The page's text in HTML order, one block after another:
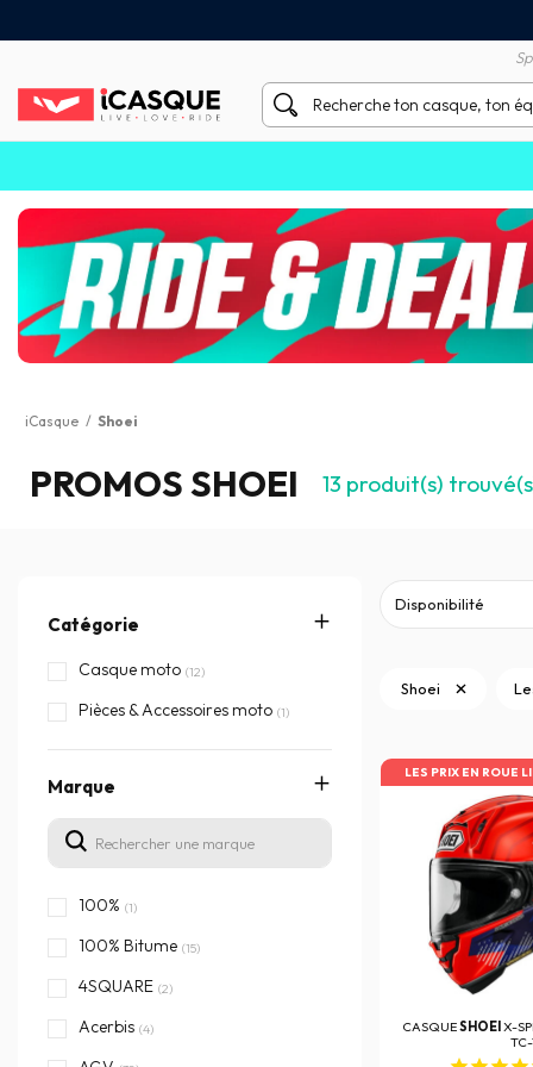
iCasque / Shoei
PROMOS SHOEI 13 produit(s)
Catégorie
Casque moto (12)
Pièces & Accessoires moto (1)
Marque
100% (1)
100% Bitume (15)
4SQUARE (2)
Acerbis (4)
Shoei
LES PRIX EN ROUE
CASQUESHOEI X-
TC-